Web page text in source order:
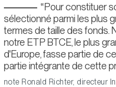
Pour constituer
sélectionné parmi les plus
termes de taille des fonds.
notre ETP BTCE, le plus
d'Europe, fasse partie de
partie intégrante de cette
note Ronald Richter, directeur